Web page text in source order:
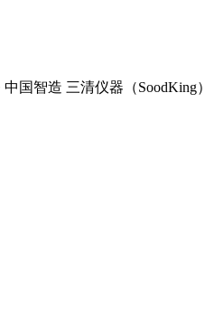
国智造 三清仪器（SoodKing）